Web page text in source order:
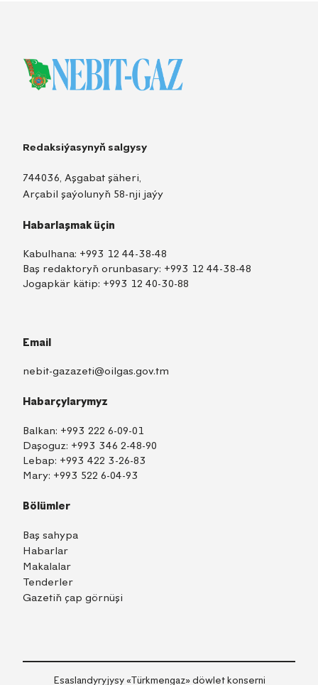
Redaksiýasynyň salgysy
744036, Aşgabat şäheri,
Arçabil şaýolunyň 58-nji jaýy
Habarlaşmak üçin
Kabulhana: +993 12 44-38-48
Baş redaktoryň orunbasary: +993 12 44-38-48
Jogapkär kätip: +993 12 40-30-88
Email
nebit-gazazeti@oilgas.gov.tm
Habarçylarymyz
Balkan: +993 222 6-09-01
Daşoguz: +993 346 2-48-90
Lebap: +993 422 3-26-83
Mary: +993 522 6-04-93
Bölümler
Baş sahypa
Habarlar
Makalalar
Tenderler
Gazetiň çap görnüşi
Esaslandyryjysy «Тürkmengaz» döwlet konserni